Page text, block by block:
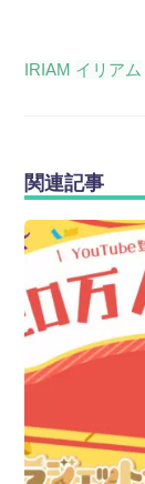
IRIAM イリアム
関連記事